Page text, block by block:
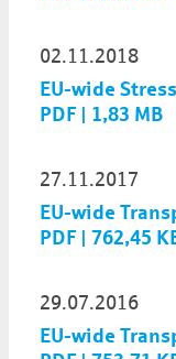
02.11.2018
EU-wide
PDF | 1,83 MB
27.11.2017
EU-wide
PDF | 762,45
29.07.2016
EU-wide